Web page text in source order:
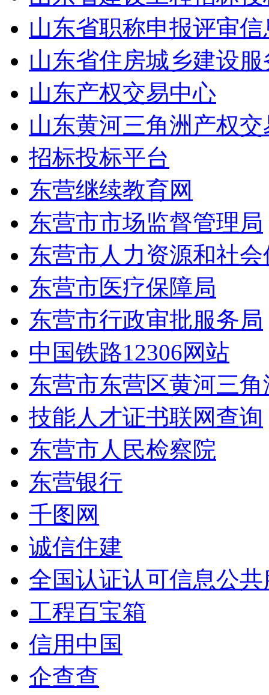
山东省职称申报评审
山东省住房城乡建设
山东产权交易中心
山东黄河三角洲产权
招标投标平台
东营继续教育网
东营市市场监督管理局
东营市人力资源和社
东营市医疗保障局
东营市行政审批服务局
中国铁路12306网站
东营市东营区黄河三
技能人才证书联网查询
东营市人民检察院
东营银行
千图网
诚信住建
全国认证认可信息公
工程百宝箱
信用中国
企查查